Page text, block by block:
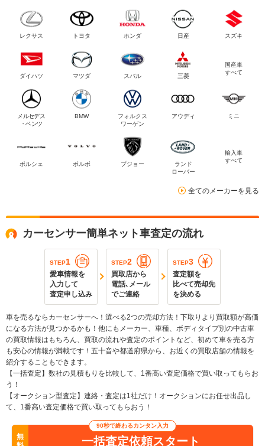
レクサス トヨタ ホンダ 日産 スズキ
ダイハツ マツダ スバル 三菱
国産車
すべて
メルセデス
・ベンツ
BMW
フォルクス
ワーゲン
アウディ ミニ
ポルシェ ボルボ プジョー
ランド
ローバー
輸入車
すべて
全てのメーカーを見る
カーセンサー簡単ネット車査定の流れ
STEP1
愛車情報を
入力して
査定申し込み
STEP2
買取店から
電話､メール
でご連絡
STEP3
査定額を
比べて売却先
を決める
車を売るならカーセンサーへ！選べる2つの売却方法！下取りより買取額が高価
になる方法が見つかるかも！他にもメーカー、車種、ボディタイプ別の中古車
の買取情報はもちろん、買取の流れや査定のポイントなど、初めて車を売る方
も安心の情報が満載です！五十音や都道府県から、お近くの買取店舗の情報を
紹介することもできます。
【一括査定】数社の見積もりを比較して、1番高い査定価格で買い取ってもらお
う！
【オークション型査定】連絡・査定は1社だけ！オークションにお任せ出品し
て、1番高い査定価格で買い取ってもらおう！
無
90秒で終わるカンタン入力
一括査定依頼スタート